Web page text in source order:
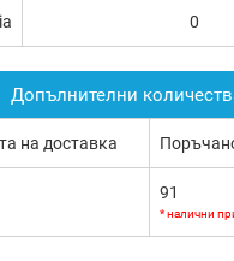
0
Допълнителни
на доставка
91
* налични